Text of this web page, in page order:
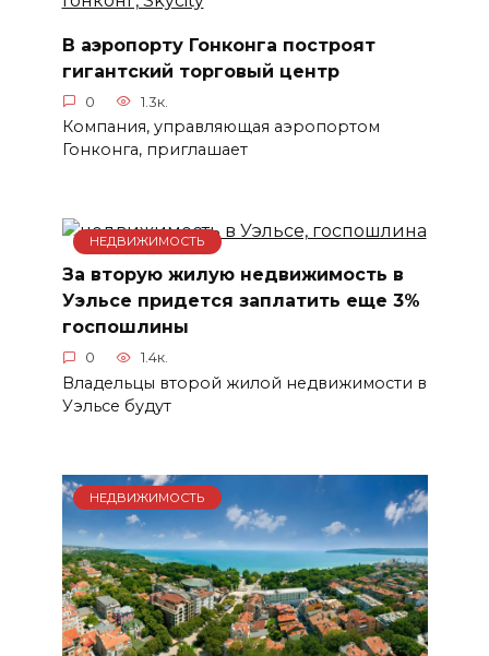
В аэропорту Гонконга построят
гигантский торговый центр
0 1.3к.
Компания, управляющая аэропортом
Гонконга, приглашает
НЕДВИЖИМОСТЬ
За вторую жилую недвижимость в
Уэльсе придется заплатить еще 3%
госпошлины
0 1.4к.
Владельцы второй жилой недвижимости в
Уэльсе будут
НЕДВИЖИМОСТЬ